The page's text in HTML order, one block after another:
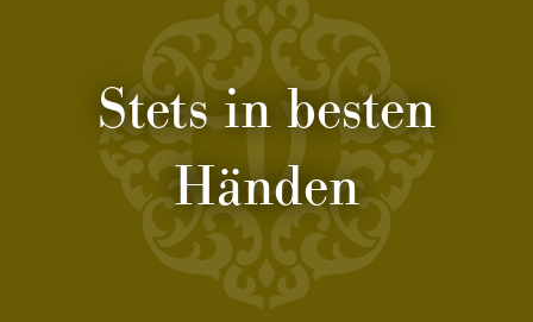
Stets in besten
Händen